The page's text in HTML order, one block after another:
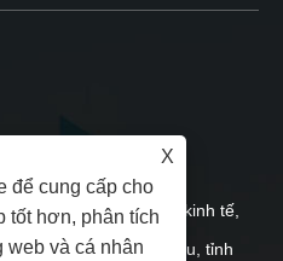
12, Khu phát triển kinh tế,
Nhạc Thanh, Ôn Châu, tỉnh
X
để cung cấp cho
tốt hơn, phân tích
web và cá nhân